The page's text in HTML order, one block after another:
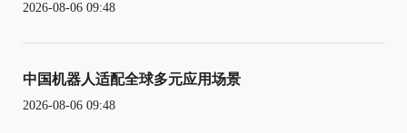
2026-08-06 09:48
中国机器人适配全球多元应用场景
2026-08-06 09:48